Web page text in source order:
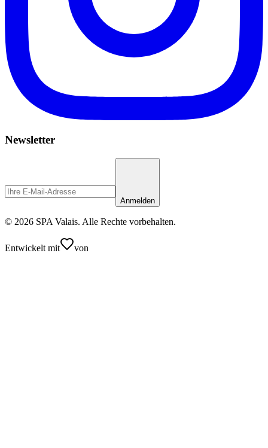
Newsletter
Anmelden
© 2026 SPA Valais. Alle Rechte vorbehalten.
Entwickelt mit von